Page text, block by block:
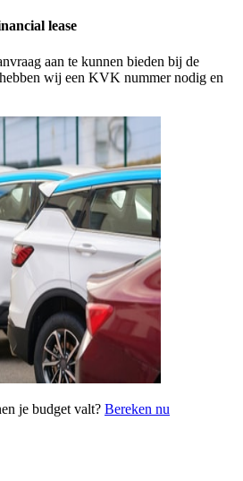
lease
aan te kunnen bieden bij de
wij een KVK nummer nodig en
je budget valt? Bereken nu